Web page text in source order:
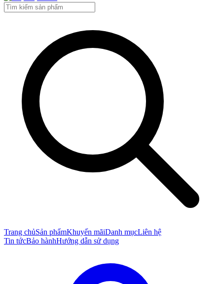
Trang chủSản phẩmKhuyến mãiDanh mụcLiên hệ
Tin tứcBảo hànhHướng dẫn sử dụng